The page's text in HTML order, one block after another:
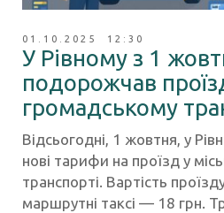
01.10.2025 12:30
У Рівному з 1
подорожчав
громадському
Відсьогодні, 1 жовтня, у
нові тарифи на проїзд у
транспорті. Вартість
маршрутні таксі — 18 грн.